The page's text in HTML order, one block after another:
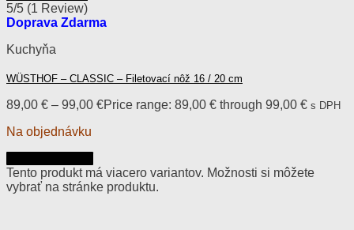
5/5 (1 Review)
Doprava Zdarma
Kuchyňa
WÜSTHOF – CLASSIC – Filetovací nôž 16 / 20 cm
89,00 € – 99,00 €Price range: 89,00 € through 99,00 € s DPH
Na objednávku
Tento produkt má viacero variantov. Možnosti si môžete
vybrať na stránke produktu.